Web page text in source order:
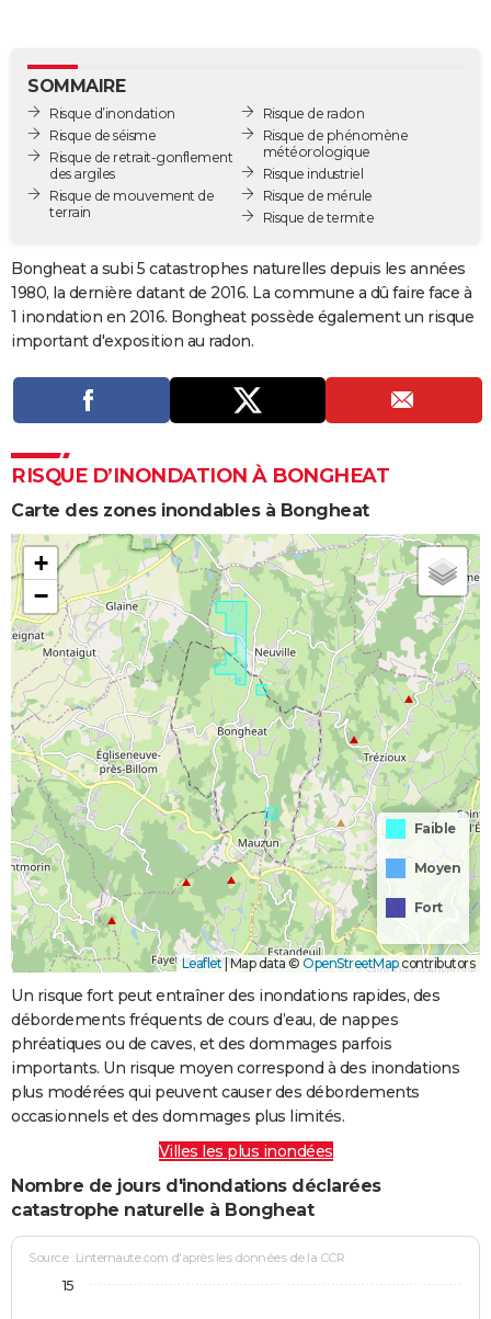
GUIDES D'ACHAT
BONS PLANS
CARTE DE VOEUX
Carte de Noël
Carte Bonne année
Carte Saint-Valentin
Carte Pâques
Carte d'anniversaire
DICTIONNAIRE
COPAINS D'AVANT
S'inscrire
Se connecter
Lycées
Collèges
Primaires
Universités
Entreprises
Service militaire
Avis de recherche
AVIS DE DÉCÈS
FORUM
Bricolage
Lifestyle
Culture
Sport
Auto
Television
Voyage
Cinema
SOMMAIRE
Risque d’inondation
Risque de séisme
Risque de retrait-gonflement
des argiles
Risque de mouvement de
terrain
Risque de radon
Risque de phénomène
météorologique
Risque industriel
Risque de mérule
Risque de termite
Bongheat a subi 5 catastrophes naturelles depuis les années
1980, la dernière datant de 2016. La commune a dû faire face à
1 inondation en 2016. Bongheat possède également un risque
important d'exposition au radon.
RISQUE D’INONDATION À BONGHEAT
Carte des zones inondables à Bongheat
+
−
Faible
Moyen
Fort
Leaflet|Map data © OpenStreetMapcontributors
Un risque fort peut entraîner des inondations rapides, des
débordements fréquents de cours d’eau, de nappes
phréatiques ou de caves, et des dommages parfois
importants. Un risque moyen correspond à des inondations
plus modérées qui peuvent causer des débordements
occasionnels et des dommages plus limités.
Villes les plus inondées
Nombre de jours d'inondations déclarées
catastrophe naturelle à Bongheat
Source : Linternaute.com d'après les données de la CCR
15